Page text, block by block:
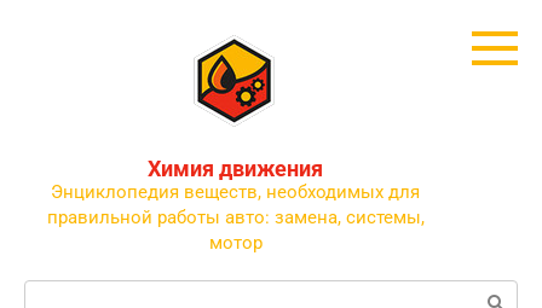
Химия движения
Энциклопедия веществ, необходимых для
правильной работы авто: замена, системы,
мотор
Поиск: